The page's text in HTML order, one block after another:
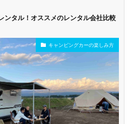
ンタル！オススメのレンタル会社比較
キャンピングカーの楽しみ方